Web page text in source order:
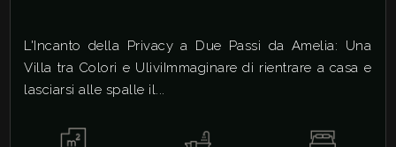
L'Incanto della Privacy a Due Passi da Amelia: Una
Villa tra Colori e UliviImmaginare di rientrare a casa e
lasciarsi alle spalle il...